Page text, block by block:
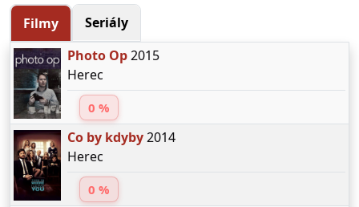
Filmy
Seriály
Photo Op2015
Herec
0 %
Co by kdyby2014
Herec
0 %